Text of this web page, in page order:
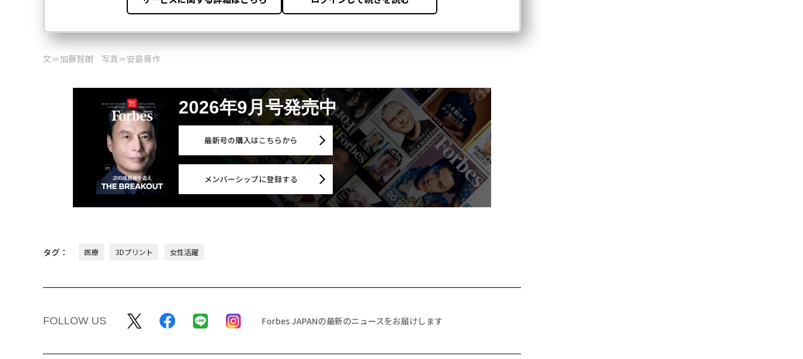
文＝加藤智朗 写真＝安島晋作
2026年9月号発売中
最新号の購入はこちらから
メンバーシップに登録する
タグ： 医療 3Dプリント 女性活躍
FOLLOW US Forbes JAPANの最新のニュースをお届けします